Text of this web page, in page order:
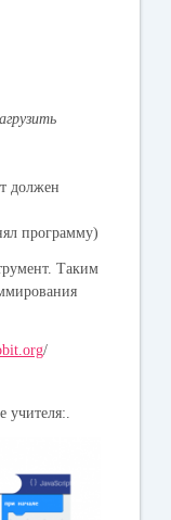
должен
программу)
Таким
/
учителя:.